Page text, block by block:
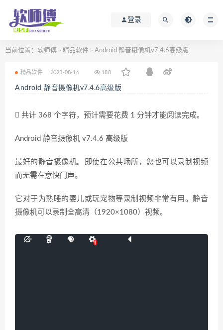
登录
当前位置： 软师傅 > 精品软件 > Android 静音摄像机v7.4.6高级版
精品软件 2023-08-16 180
Android 静音摄像机v7.4.6高级版
共计 368 个字符，预计需要花费 1 分钟才能阅读完成。
Android 静音摄像机 v7.4.6 高级版
最好的静音摄像机。即使在公共场所，您也可以录制视频
而无需在意快门声。
它对于为熟睡的婴儿或玩宠物等录制视频非常有用。静音
摄像机可以录制全高清（1920×1080）视频。